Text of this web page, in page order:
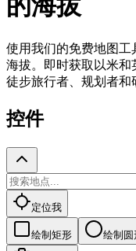
的海拔
使用我们的免费地图
海拔。即时获取以米
徒步旅行者、规划者和
控件
定位我
绘制矩形 绘制圆